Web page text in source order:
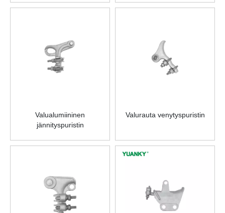
Valualumiininen
jännityspuristin
Valurauta venytyspuristin